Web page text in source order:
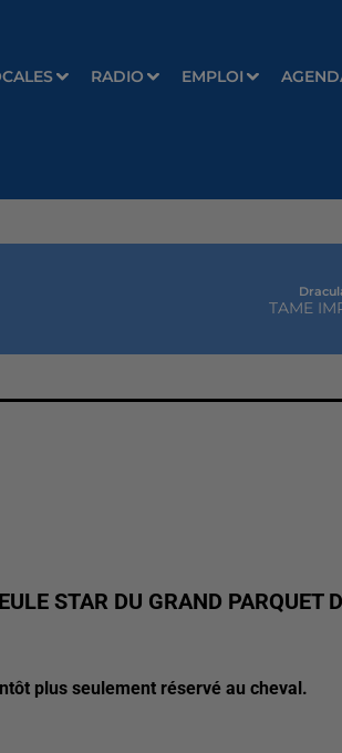
RADIO EMPLOI
TAME
STAR DU GRAND PARQUET
plus seulement réservé au cheval.